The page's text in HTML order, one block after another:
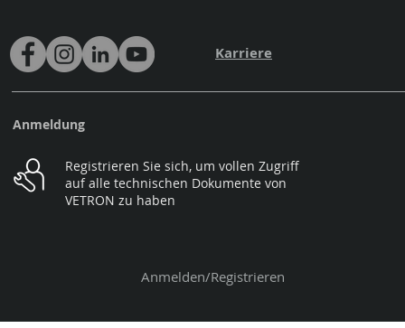
Karriere
Anmeldung
Registrieren Sie sich, um vollen Zugriff
auf alle technischen Dokumente von
VETRON zu haben
Anmelden/Registrieren